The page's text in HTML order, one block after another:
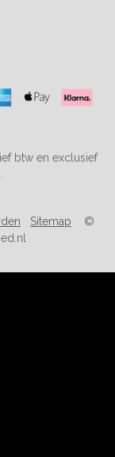
btw en exclusief
Sitemap ©